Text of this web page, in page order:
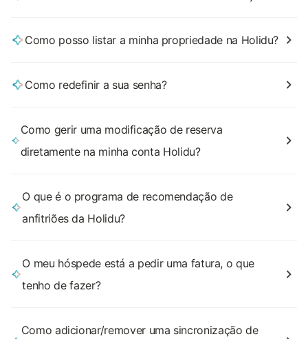
Como posso listar a minha propriedade na Holidu?
Como redefinir a sua senha?
Como gerir uma modificação de reserva
diretamente na minha conta Holidu?
O que é o programa de recomendação de
anfitriões da Holidu?
O meu hóspede está a pedir uma fatura, o que
tenho de fazer?
Como adicionar/remover uma sincronização de